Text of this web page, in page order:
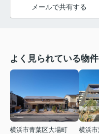
メールで共有する
よく見られている物件
横浜市青葉区大場町